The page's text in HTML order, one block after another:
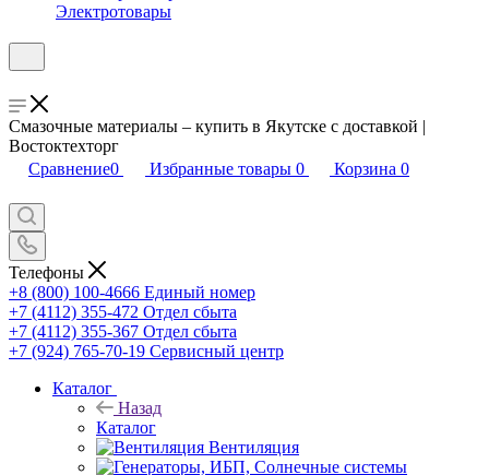
Электротовары
Смазочные материалы – купить в Якутске с доставкой |
Востоктехторг
Сравнение0 Избранные товары 0 Корзина 0
Телефоны
+8 (800) 100-4666 Единый номер
+7 (4112) 355-472 Отдел сбыта
+7 (4112) 355-367 Отдел сбыта
+7 (924) 765-70-19 Сервисный центр
Каталог
Назад
Каталог
Вентиляция